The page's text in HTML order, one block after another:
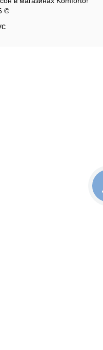
©